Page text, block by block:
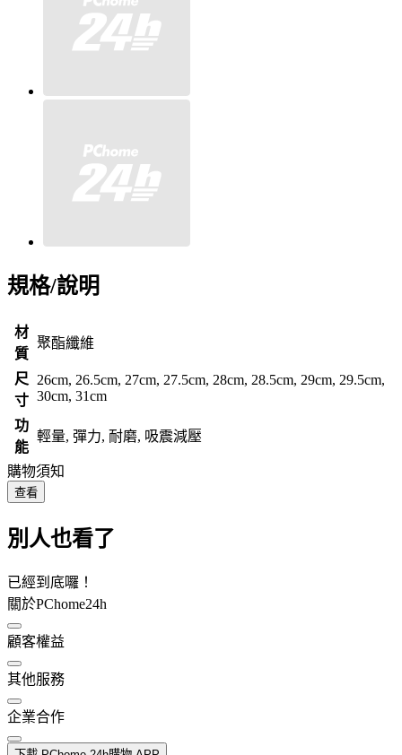
規格/說明
材
質
聚酯纖維
尺
寸
26cm, 26.5cm, 27cm, 27.5cm, 28cm, 28.5cm, 29cm, 29.5cm,
30cm, 31cm
功
能
輕量, 彈力, 耐磨, 吸震減壓
購物須知
查看
別人也看了
已經到底囉！
關於PChome24h
顧客權益
其他服務
企業合作